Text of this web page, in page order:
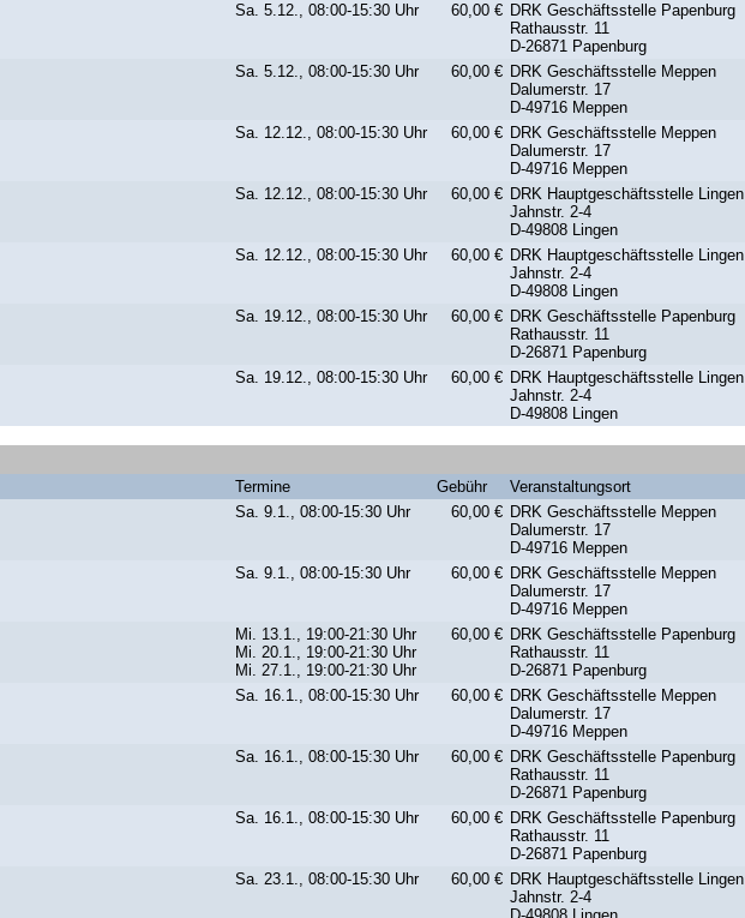
Sa. 5.12., 08:00-15:30 Uhr 60,00 € DRK Geschäftsstelle Papenburg
Rathausstr. 11
D-26871 Papenburg
Sa. 5.12., 08:00-15:30 Uhr 60,00 € DRK Geschäftsstelle Meppen
Dalumerstr. 17
D-49716 Meppen
Sa. 12.12., 08:00-15:30 Uhr 60,00 € DRK Geschäftsstelle Meppen
Dalumerstr. 17
D-49716 Meppen
Sa. 12.12., 08:00-15:30 Uhr 60,00 € DRK Hauptgeschäftsstelle Lingen
Jahnstr. 2-4
D-49808 Lingen
Sa. 12.12., 08:00-15:30 Uhr 60,00 € DRK Hauptgeschäftsstelle Lingen
Jahnstr. 2-4
D-49808 Lingen
Sa. 19.12., 08:00-15:30 Uhr 60,00 € DRK Geschäftsstelle Papenburg
Rathausstr. 11
D-26871 Papenburg
Sa. 19.12., 08:00-15:30 Uhr 60,00 € DRK Hauptgeschäftsstelle Lingen
Jahnstr. 2-4
D-49808 Lingen
Termine Gebühr Veranstaltungsort
Sa. 9.1., 08:00-15:30 Uhr 60,00 € DRK Geschäftsstelle Meppen
Dalumerstr. 17
D-49716 Meppen
Sa. 9.1., 08:00-15:30 Uhr 60,00 € DRK Geschäftsstelle Meppen
Dalumerstr. 17
D-49716 Meppen
Mi. 13.1., 19:00-21:30 Uhr
Mi. 20.1., 19:00-21:30 Uhr
Mi. 27.1., 19:00-21:30 Uhr
60,00 € DRK Geschäftsstelle Papenburg
Rathausstr. 11
D-26871 Papenburg
Sa. 16.1., 08:00-15:30 Uhr 60,00 € DRK Geschäftsstelle Meppen
Dalumerstr. 17
D-49716 Meppen
Sa. 16.1., 08:00-15:30 Uhr 60,00 € DRK Geschäftsstelle Papenburg
Rathausstr. 11
D-26871 Papenburg
Sa. 16.1., 08:00-15:30 Uhr 60,00 € DRK Geschäftsstelle Papenburg
Rathausstr. 11
D-26871 Papenburg
Sa. 23.1., 08:00-15:30 Uhr 60,00 € DRK Hauptgeschäftsstelle Lingen
Jahnstr. 2-4